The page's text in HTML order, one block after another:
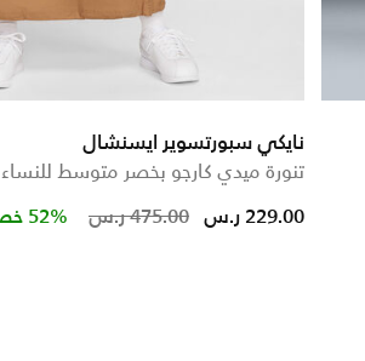
نايكي سبورتسوير ايسنشال
تنورة ميدي كارجو بخصر متوسط للنساء
Price reduced from475.00 ر.س to229.00 ر.س 52% خصم